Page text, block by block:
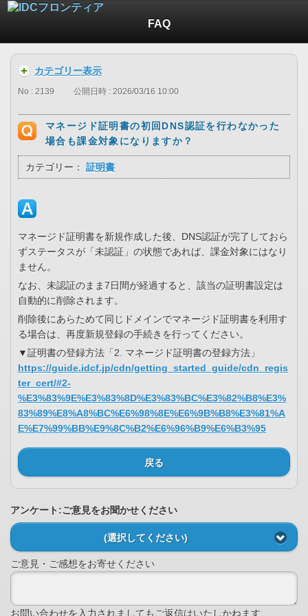
FAQ
カテゴリー表示
No : 2139 公開日時 : 2026/03/16 10:00
マネージド証明書の初回DNS認証を行わなかった
場合も課金対象になりますか？
カテゴリー： 証明書
マネージド証明書を新規作成した後、DNS認証が完了しておら
ずステータスが「未認証」の状態であれば、課金対象にはなり
ません。
なお、未認証のまま7日間が経過すると、該当の証明書設定は
自動的に削除されます。
削除後にあらためて同じドメインでマネージド証明書を利用す
る場合は、再度新規登録の手続きを行ってください。
▼証明書の登録方法「2. マネージド証明書の登録方法」
https://guide.idcf.jp/cdn/getting_started_guide/cdn_regis
ter_cert/#2-
%E3%83%9E%E3%83%8D%E3%83%BC%E3%82%B8%E3%
83%89%E8%A8%BC%E6%98%8E%E6%9B%B8%E3%81%A
E%E7%99%BB%E9%8C%B2%E6%96%B9%E6%B3%95
戻る
アンケート:ご意見をお聞かせください
(選択してください)
ご意見・ご感想をお寄せください
お問い合わせを入力されましてもご返信はいたしかねます